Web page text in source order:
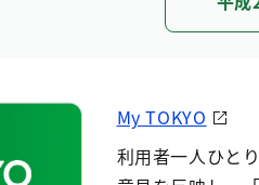
My TOKYO
利用者一人ひと